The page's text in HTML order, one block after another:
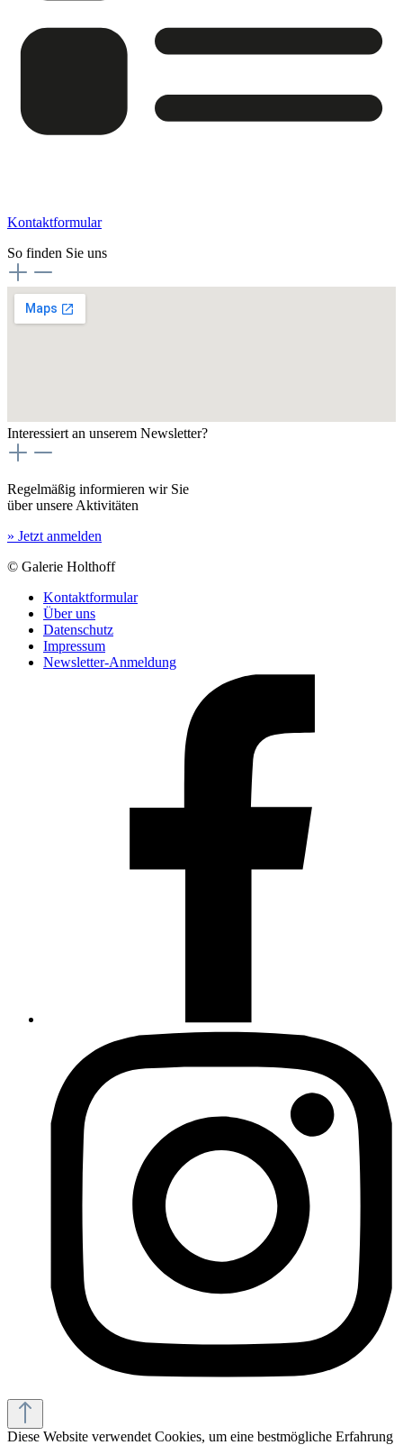
Kontaktformular
So finden Sie uns
Interessiert an unserem Newsletter?
Regelmäßig informieren wir Sie
über unsere Aktivitäten
» Jetzt anmelden
© Galerie Holthoff
Kontaktformular
Über uns
Datenschutz
Impressum
Newsletter-Anmeldung
Diese Website verwendet Cookies, um eine bestmögliche Erfahrung